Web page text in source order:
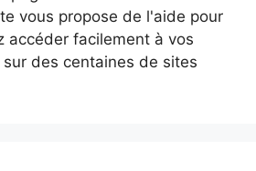
vous propose de l'aide pour
accéder facilement à vos
des centaines de sites